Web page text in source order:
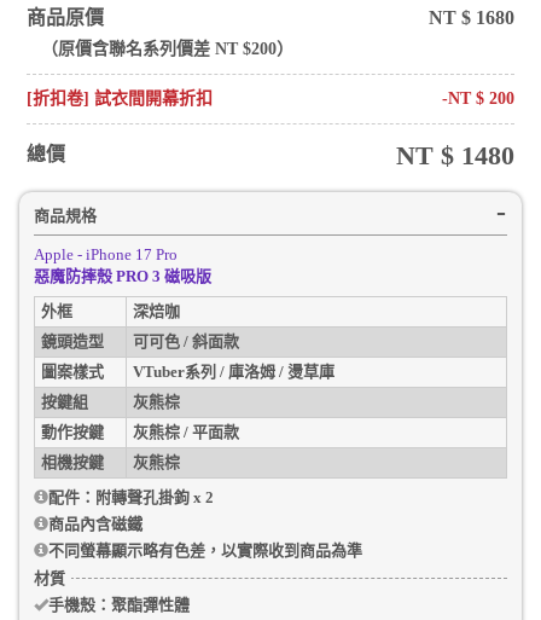
商品原價 NT $ 1680
（原價含聯名系列 價差 NT $200）
[折扣卷] 試衣間開幕折扣 -NT $200
總價 NT $ 1480
商品規格
Apple - iPhone 17 Pro
惡魔防摔殼 PRO 3 磁吸版
外框
深焙咖
鏡頭造型
可可色 / 斜面款
圖案樣式
VTuber系列 / 庫洛姆 / 燙草庫
按鍵組
灰熊棕
動作按鍵
灰熊棕 / 平面款
相機按鍵
灰熊棕
配件：附轉聲孔掛鉤 x 2
商品內含磁鐵
不同螢幕顯示略有色差，以實際收到商品為準
材質
手機殼：聚酯彈性體